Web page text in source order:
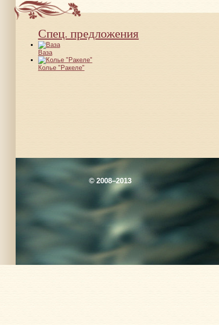
Спец. предложения
Ваза
Колье "Ракеле"
© 2008–2013